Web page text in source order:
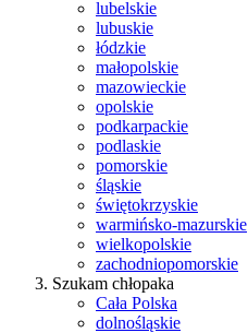
lubelskie
lubuskie
łódzkie
małopolskie
mazowieckie
opolskie
podkarpackie
podlaskie
pomorskie
śląskie
świętokrzyskie
warmińsko-mazurskie
wielkopolskie
zachodniopomorskie
Szukam chłopaka
Cała Polska
dolnośląskie